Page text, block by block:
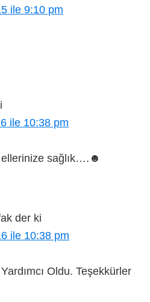
ile 9:10 pm
ile 10:38 pm
sağlık….☻
der ki
ile 10:38 pm
Oldu. Teşekkürler